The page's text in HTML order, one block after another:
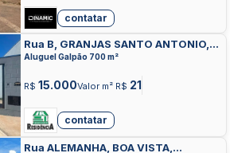
contatar
Rua B, GRANJAS SANTO ANTONIO,
ANAPOLIS
Aluguel Galpão 700 m²
R$ 15.000Valor m² R$ 21
contatar
Rua ALEMANHA, BOA VISTA,